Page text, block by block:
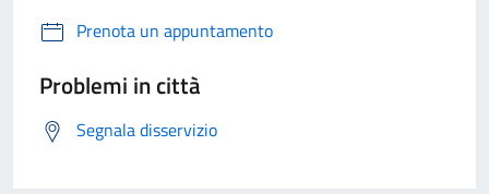
Prenota un appuntamento
Problemi in città
Segnala disservizio